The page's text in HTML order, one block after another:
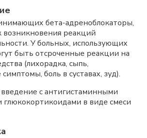
бета-адреноблокаторы,
возникновения реакций
У больных, использующих
быть отсроченные реакции на
(лихорадка, сыпь,
боль в суставах, зуд).
с антигистаминными
глюкокортикоидами в виде смеси